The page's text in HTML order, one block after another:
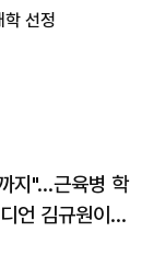
선정
지"…근육병 학
언 김규원이었